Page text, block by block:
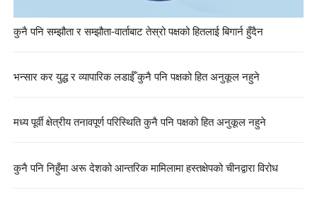
कुनै पनि सम्झौता र सम्झौता-वार्ताबाट तेस्रो पक्षको हितलाई बिगार्न हुँदैन
भन्सार कर युद्ध र व्यापारिक लडाईँ कुनै पनि पक्षको हित अनुकूल नहुने
मध्य पूर्वी क्षेत्रीय तनावपूर्ण परिस्थिति कुनै पनि पक्षको हित अनुकूल नहुने
कुनै पनि निहुँमा अरू देशको आन्तरिक मामिलामा हस्तक्षेपको चीनद्वारा विरोध